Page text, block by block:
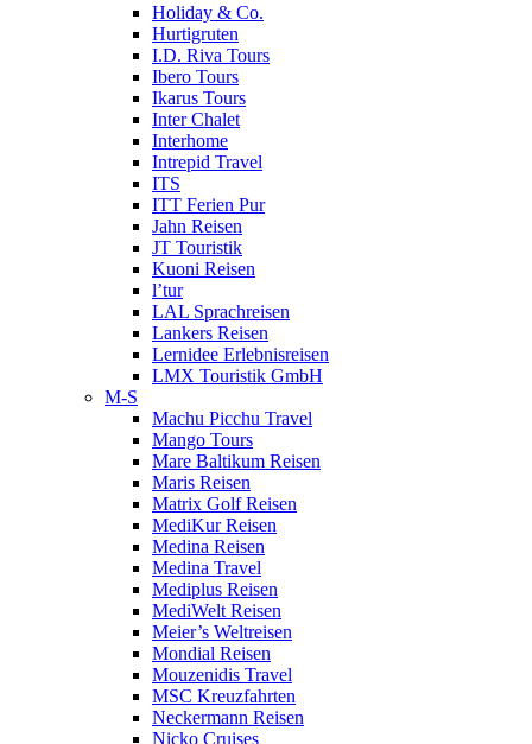
Holiday & Co.
Hurtigruten
I.D. Riva Tours
Ibero Tours
Ikarus Tours
Inter Chalet
Interhome
Intrepid Travel
ITS
ITT Ferien Pur
Jahn Reisen
JT Touristik
Kuoni Reisen
l’tur
LAL Sprachreisen
Lankers Reisen
Lernidee Erlebnisreisen
LMX Touristik GmbH
M-S
Machu Picchu Travel
Mango Tours
Mare Baltikum Reisen
Maris Reisen
Matrix Golf Reisen
MediKur Reisen
Medina Reisen
Medina Travel
Mediplus Reisen
MediWelt Reisen
Meier’s Weltreisen
Mondial Reisen
Mouzenidis Travel
MSC Kreuzfahrten
Neckermann Reisen
Nicko Cruises